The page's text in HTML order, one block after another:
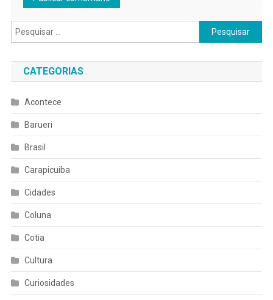
Pesquisar
por:
CATEGORIAS
Acontece
Barueri
Brasil
Carapicuiba
Cidades
Coluna
Cotia
Cultura
Curiosidades